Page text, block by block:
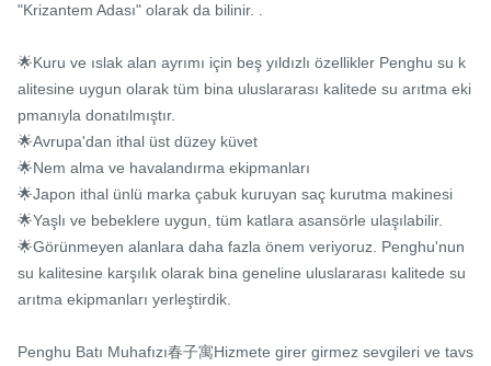
"Krizantem Adası" olarak da bilinir. .
🌟Kuru ve ıslak alan ayrımı için beş yıldızlı özellikler Penghu su k
alitesine uygun olarak tüm bina uluslararası kalitede su arıtma eki
pmanıyla donatılmıştır.
🌟Avrupa'dan ithal üst düzey küvet
🌟Nem alma ve havalandırma ekipmanları
🌟Japon ithal ünlü marka çabuk kuruyan saç kurutma makinesi
🌟Yaşlı ve bebeklere uygun, tüm katlara asansörle ulaşılabilir.
🌟Görünmeyen alanlara daha fazla önem veriyoruz. Penghu'nun
su kalitesine karşılık olarak bina geneline uluslararası kalitede su
arıtma ekipmanları yerleştirdik.
Penghu Batı Muhafızı春子寓Hizmete girer girmez sevgileri ve tavs